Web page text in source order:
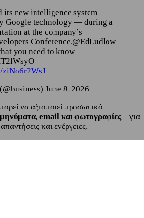
its new intelligence system —
Google technology — during a
at the company’s
Conference.@EdLudlow
you need to know
June 8, 2026
να αξιοποιεί προσωπικό
email και φωτογραφίες – για
και ενέργειες.